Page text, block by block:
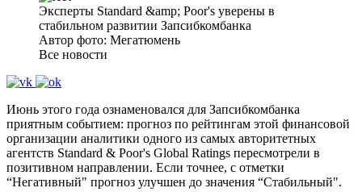
Эксперты Standard &amp; Poor's уверены в
стабильном развитии Запсибкомбанка
Автор фото: Мегатюмень
Все новости
Июнь этого года ознаменовался для Запсибкомбанка
приятным событием: прогноз по рейтингам этой финансовой
организации аналитики одного из самых авторитетных
агентств Standard & Poor's Global Ratings пересмотрели в
позитивном направлении. Если точнее, с отметки
“Негативный" прогноз улучшен до значения “Стабильный".